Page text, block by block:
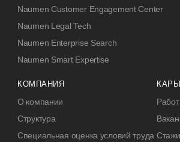
Naumen Customer Engagement Center
Naumen Legal Tech
Naumen Enterprise Search
Naumen Smart Expertise
КОМПАНИЯ
О компании
Структура
Специальная оценка условий труда